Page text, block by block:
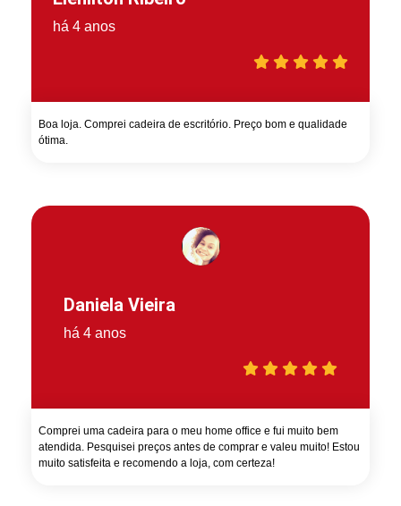
há 4 anos
Boa loja. Comprei cadeira de escritório. Preço bom e qualidade
ótima.
Daniela Vieira
há 4 anos
Comprei uma cadeira para o meu home office e fui muito bem
atendida. Pesquisei preços antes de comprar e valeu muito! Estou
muito satisfeita e recomendo a loja, com certeza!